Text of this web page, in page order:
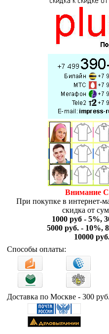
Внимание
При покупке в интернет-
скидка от
1000 руб - 5%,
5000 руб. - 10%,
10000
Способы оплаты:
Доставка по Москве - 300 руб.